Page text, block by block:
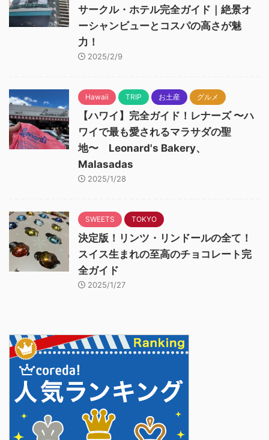
サークル・ホテル完全ガイド｜絶景オ
ーシャンビューとコスパの高さが魅
力！
2025/2/9
Hawaii TRIP お土産 グルメ
【ハワイ】完全ガイド！レナーズ 〜ハ
ワイで最も愛されるマラサダの聖
地〜 Leonard's Bakery、
Malasadas
2025/1/28
SWEETS TOKYO
決定版！リンツ・リンドールの全て！
スイス生まれの至高のチョコレート完
全ガイド
2025/1/27